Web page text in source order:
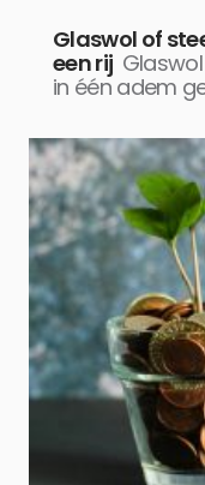
Glaswol of
een rij
in één adem